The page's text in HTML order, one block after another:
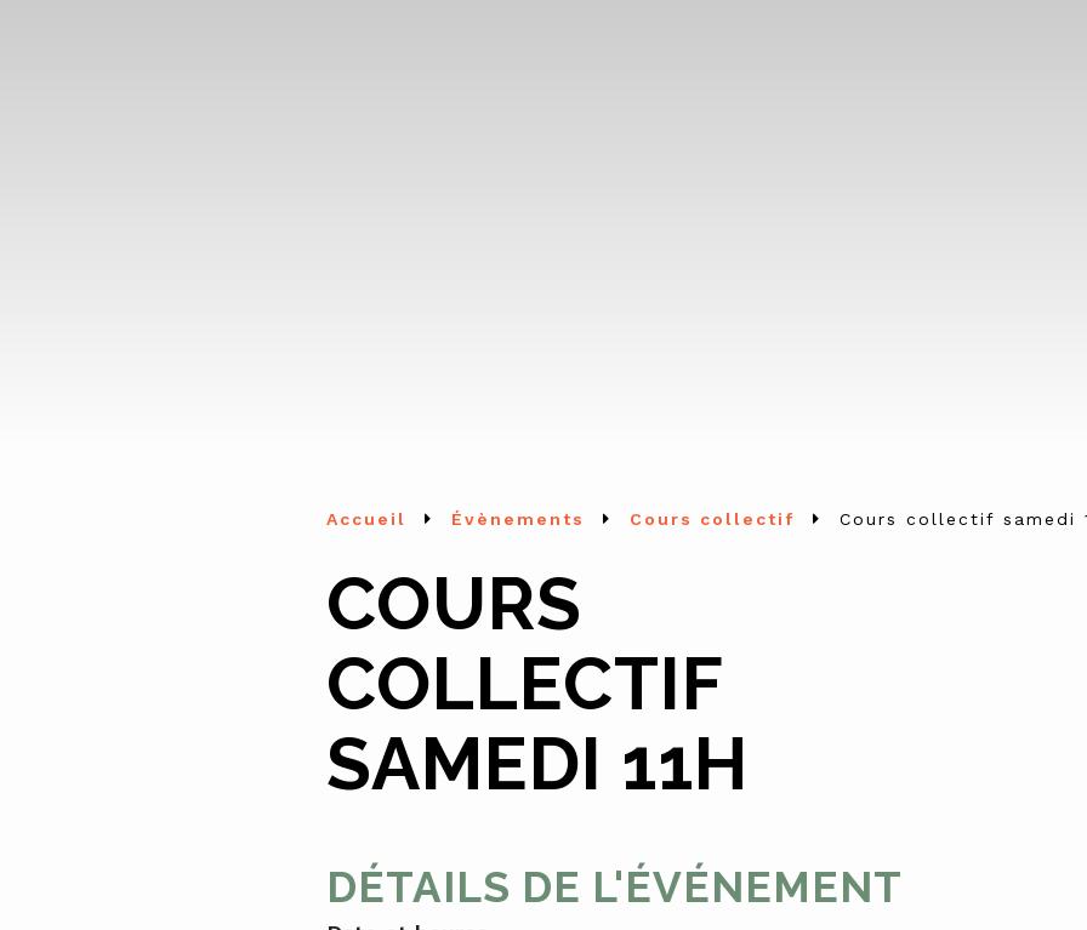
Accueil Évènements Cours collectif Cours collectif samedi
COURS
COLLECTIF
SAMEDI 11H
DÉTAILS DE L'ÉVÉNEMENT